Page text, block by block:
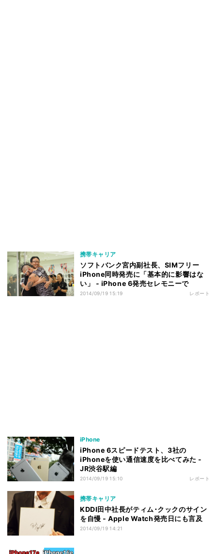
携帯キャリア
ソフトバンク宮内副社長、SIMフリー
iPhone同時発売に「基本的に影響はな
い」 - iPhone 6発売セレモニーで
2014/09/19 15:19 レポート
iPhone
iPhone 6スピードテスト、3社の
iPhoneを使い通信速度を比べてみた -
JR渋谷駅編
2014/09/19 15:10 レポート
携帯キャリア
KDDI田中社長がティム･クックのサイン
を自慢 - Apple Watch発売日にも言及
2014/09/19 14:21